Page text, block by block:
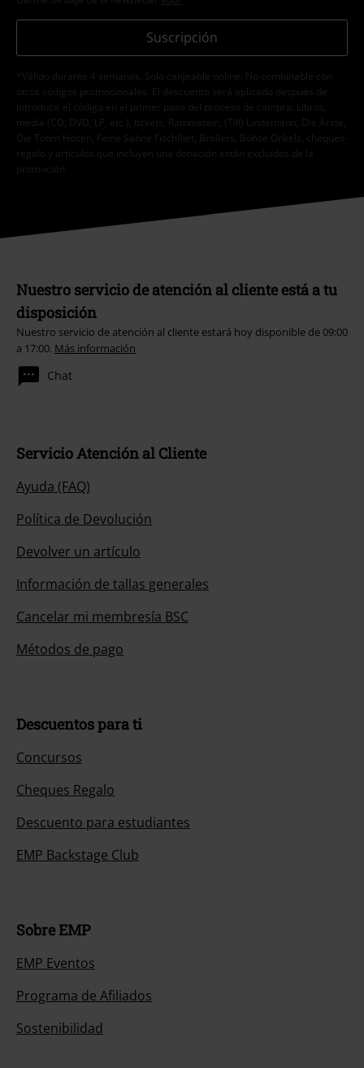
Suscripción
*Válido durante 4 semanas. Solo canjeable online. No combinable con
otros códigos promocionales. El descuento será aplicado después de
introducir el código en el primer paso del proceso de compra. Libros,
media (CD, DVD, LP, etc.), tickets, Rammstein, (Till) Lindemann, Die Ärzte,
Die Toten Hosen, Feine Sahne Fischfilet, Broilers, Böhse Onkelz, cheques-
regalo y artículos que incluyen una donación están excluidos de la
promoción.
Nuestro servicio de atención al cliente está a tu
disposición
Nuestro servicio de atención al cliente estará hoy disponible de 09:00
a 17:00. Más información
Chat
Servicio Atención al Cliente
Ayuda (FAQ)
Política de Devolución
Devolver un artículo
Información de tallas generales
Cancelar mi membresía BSC
Métodos de pago
Descuentos para ti
Concursos
Cheques Regalo
Descuento para estudiantes
EMP Backstage Club
Sobre EMP
EMP Eventos
Programa de Afiliados
Sostenibilidad